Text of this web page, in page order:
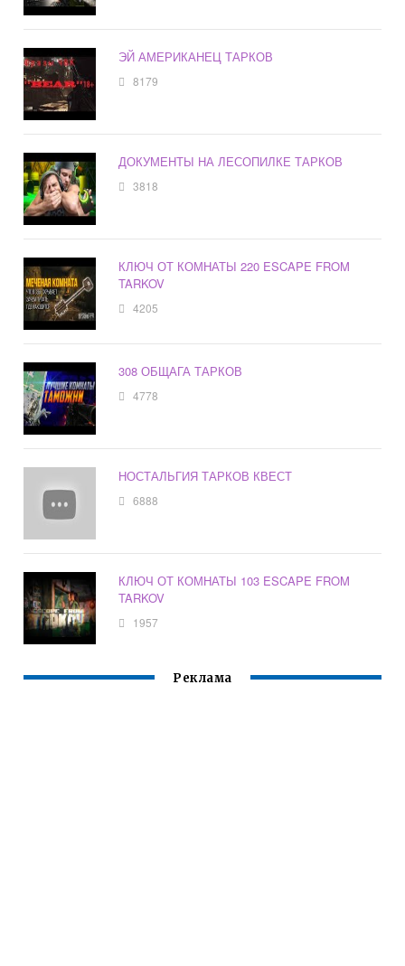
ЭЙ АМЕРИКАНЕЦ ТАРКОВ
8179
ДОКУМЕНТЫ НА ЛЕСОПИЛКЕ ТАРКОВ
3818
КЛЮЧ ОТ КОМНАТЫ 220 ESCAPE FROM
TARKOV
4205
308 ОБЩАГА ТАРКОВ
4778
НОСТАЛЬГИЯ ТАРКОВ КВЕСТ
6888
КЛЮЧ ОТ КОМНАТЫ 103 ESCAPE FROM
TARKOV
1957
Реклама